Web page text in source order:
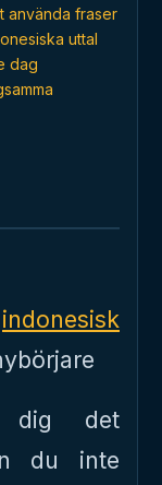
använda fraser
uttal
dag
indonesisk
dig det
du inte